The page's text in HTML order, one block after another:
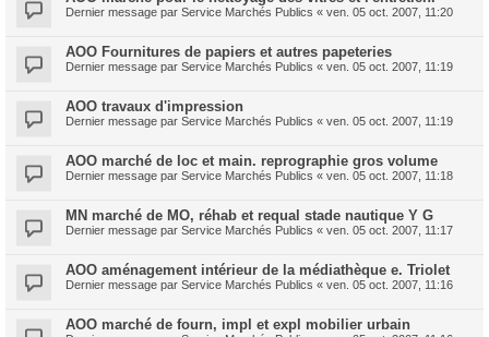
Dernier message par Service Marchés Publics « ven. 05 oct. 2007, 11:20
AOO Fournitures de papiers et autres papeteries
Dernier message par Service Marchés Publics « ven. 05 oct. 2007, 11:19
AOO travaux d'impression
Dernier message par Service Marchés Publics « ven. 05 oct. 2007, 11:19
AOO marché de loc et main. reprographie gros volume
Dernier message par Service Marchés Publics « ven. 05 oct. 2007, 11:18
MN marché de MO, réhab et requal stade nautique Y G
Dernier message par Service Marchés Publics « ven. 05 oct. 2007, 11:17
AOO aménagement intérieur de la médiathèque e. Triolet
Dernier message par Service Marchés Publics « ven. 05 oct. 2007, 11:16
AOO marché de fourn, impl et expl mobilier urbain